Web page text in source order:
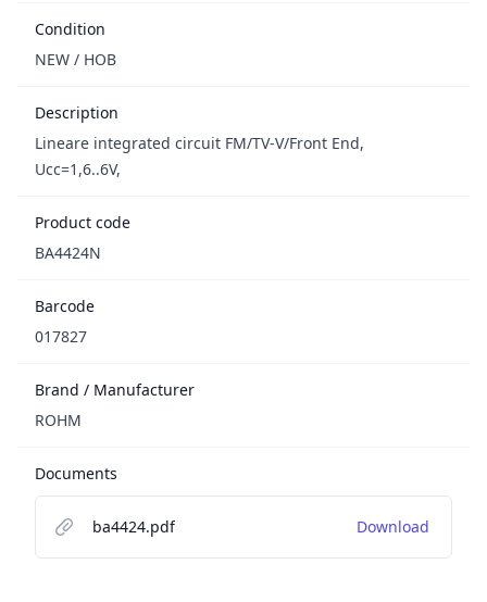
Condition
NEW / НОВ
Description
Lineare integrated circuit FM/TV-V/Front End,
Ucc=1,6..6V,
Product code
BA4424N
Barcode
017827
Brand / Manufacturer
ROHM
Documents
ba4424.pdf Download